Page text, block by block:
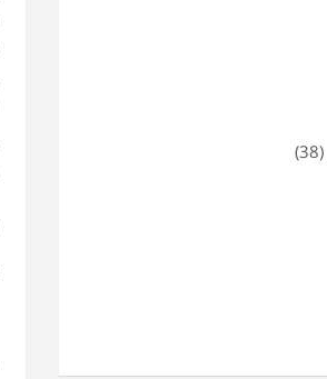
(38)